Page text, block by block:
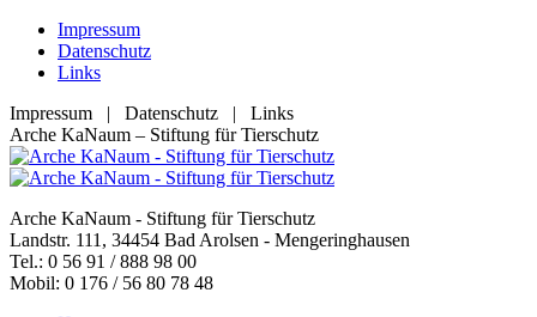
Zum
Inhalt
springen
Impressum
Datenschutz
Links
Impressum | Datenschutz | Links
Facebook
page
opens
new
window
YouTube
page
opens
new
window
RSS
page
opens
new
window
E-
Mail
page
in
new
window
Arche KaNaum – Stiftung für Tierschutz
Arche KaNaum - Stiftung für Tierschutz
Landstr. 111, 34454 Bad Arolsen - Mengeringhausen
Tel.: 0 56 91 / 888 98 00
Mobil: 0 176 / 56 80 78 48